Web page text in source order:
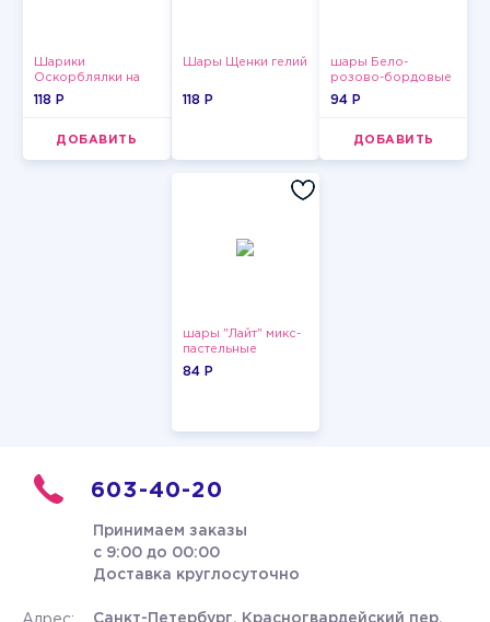
Шарики
Оскорблялки на
день рождения для
118 P
ДОБАВИТЬ
Шары Щенки гелий
118 P
шары Бело-
розово-бордовые
металлик
94 P
ДОБАВИТЬ
шары "Лайт" микс-
пастельные
84 P
603-40-20
Принимаем заказы
с 9:00 до 00:00
Доставка круглосуточно
Санкт-Петербург, Красногвардейский пер.